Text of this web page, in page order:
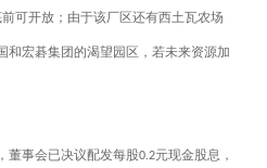
可开放；由于该厂区还有西土瓦农场
和宏碁集团的渴望园区，若未来资源加
事会已决议配发每股0.2元现金股息，